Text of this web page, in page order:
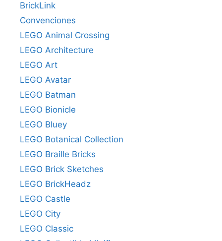
BrickLink
Convenciones
LEGO Animal Crossing
LEGO Architecture
LEGO Art
LEGO Avatar
LEGO Batman
LEGO Bionicle
LEGO Bluey
LEGO Botanical Collection
LEGO Braille Bricks
LEGO Brick Sketches
LEGO BrickHeadz
LEGO Castle
LEGO City
LEGO Classic